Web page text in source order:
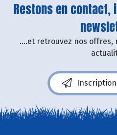
Restons en
....et retrouvez nos offres,